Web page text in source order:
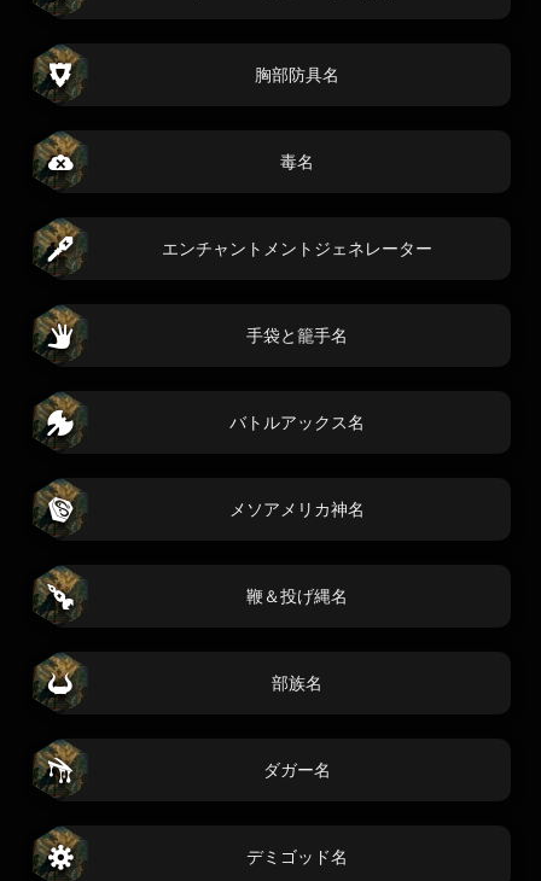
胸部防具名
毒名
エンチャントメントジェネレーター
手袋と籠手名
バトルアックス名
メソアメリカ神名
鞭＆投げ縄名
部族名
ダガー名
デミゴッド名